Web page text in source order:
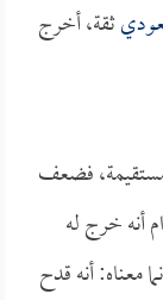
ثقة، أخرج
فضعف
أنه خرج له
معناه: أنه قدح